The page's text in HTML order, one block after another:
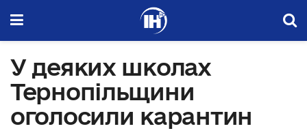
У деяких школах
Тернопільщини
оголосили карантин